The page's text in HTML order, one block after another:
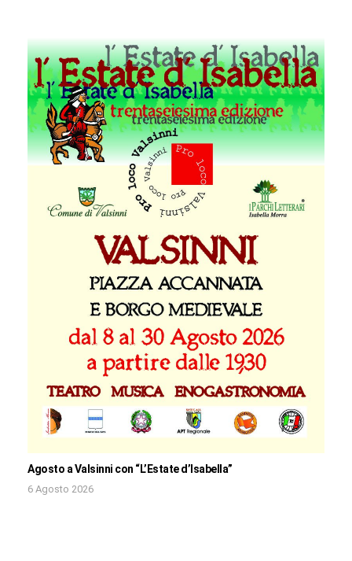
Agosto a Valsinni con “L’Estate d’Isabella”
6 Agosto 2026